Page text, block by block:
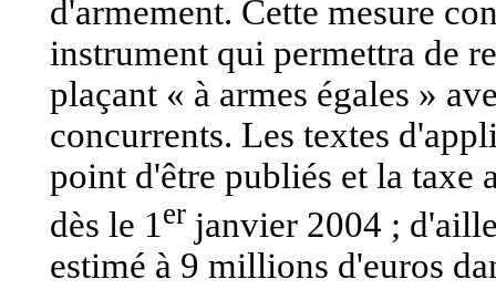
d'armement. Cette mesure
instrument qui permettra de
plaçant « à armes égales »
concurrents. Les textes
point d'être publiés et la taxe
dès le 1 er janvier 2004 ;
estimé à 9 millions d'euros